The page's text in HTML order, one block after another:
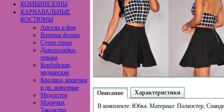
КОМБИНЕЗОНЫ
КАРНАВАЛЬНЫЕ
КОСТЮМЫ
Ангелы и феи
Военная форма
Супер герои
Домохозяйки,
повара
Ковбойские,
индианские
Кролики, кошечки
и др. животные
Медсестра
Морячки,
Таксистки
Описание
Характеристики
В комплекте: Юбка. Материал: Полиэстер,